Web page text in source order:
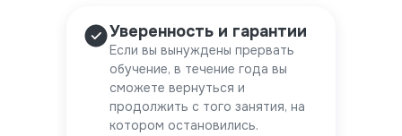
Уверенность и гарантии
Если вы вынуждены прервать
обучение, в течение года вы
сможете вернуться и
продолжить с того занятия, на
котором остановились.